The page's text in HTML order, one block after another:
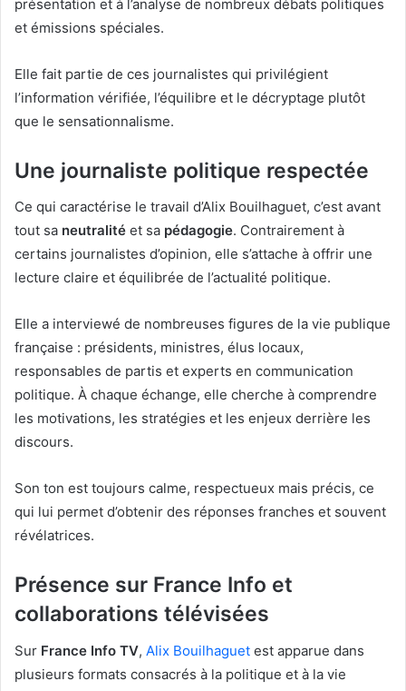
présentation et à l’analyse de nombreux débats politiques
et émissions spéciales.
Elle fait partie de ces journalistes qui privilégient
l’information vérifiée, l’équilibre et le décryptage plutôt
que le sensationnalisme.
Une journaliste politique respectée
Ce qui caractérise le travail d’Alix Bouilhaguet, c’est avant
tout sa neutralité et sa pédagogie. Contrairement à
certains journalistes d’opinion, elle s’attache à offrir une
lecture claire et équilibrée de l’actualité politique.
Elle a interviewé de nombreuses figures de la vie publique
française : présidents, ministres, élus locaux,
responsables de partis et experts en communication
politique. À chaque échange, elle cherche à comprendre
les motivations, les stratégies et les enjeux derrière les
discours.
Son ton est toujours calme, respectueux mais précis, ce
qui lui permet d’obtenir des réponses franches et souvent
révélatrices.
Présence sur France Info et
collaborations télévisées
Sur France Info TV, Alix Bouilhaguet est apparue dans
plusieurs formats consacrés à la politique et à la vie